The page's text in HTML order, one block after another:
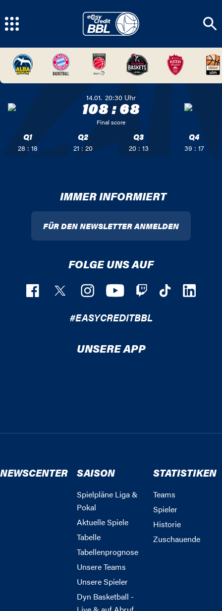
14.01. 20:30 Uhr
108:68
Final score
Q1
28 : 18
Q2
21 : 20
Q3
20 : 13
Q4
39 : 17
IMMER INFORMIERT
FÜR DEN NEWSLETTER ANMELDEN
FOLGE UNS AUF
#EASYCREDITBBL
UNSERE APP
NEWSCENTER SAISON
Spielpläne Liga &
Pokal
Aktuelle Spiele
Tabelle
Tabellenprognose
Unsere Teams
Unsere Spieler
Dyn Basketball -
STATISTIKEN
Teams
Spieler
Historie
Zuschauende